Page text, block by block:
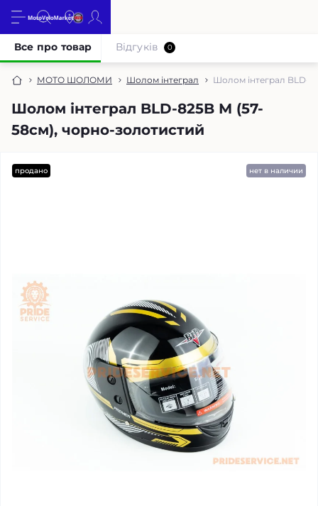
МОТО ШОЛОМИ Шолом інтеграл Шолом інтеграл BLD-
Шолом інтеграл BLD-825B М (57-
58см), чорно-золотистий
Все про товар Відгуків 0
продано нет в наличии